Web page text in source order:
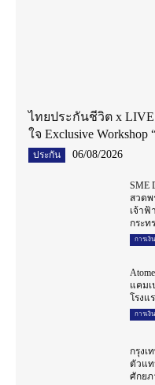
ไทยประกันชีวิต x
ใจ Exclusive
ประกัน 06/08/2026
SME
สวดพ
เจ้าฟ้
กระท
การเงิน
แคม
โรงแ
การเงิน
กรุงเ
ตัวแท
ศักยภ